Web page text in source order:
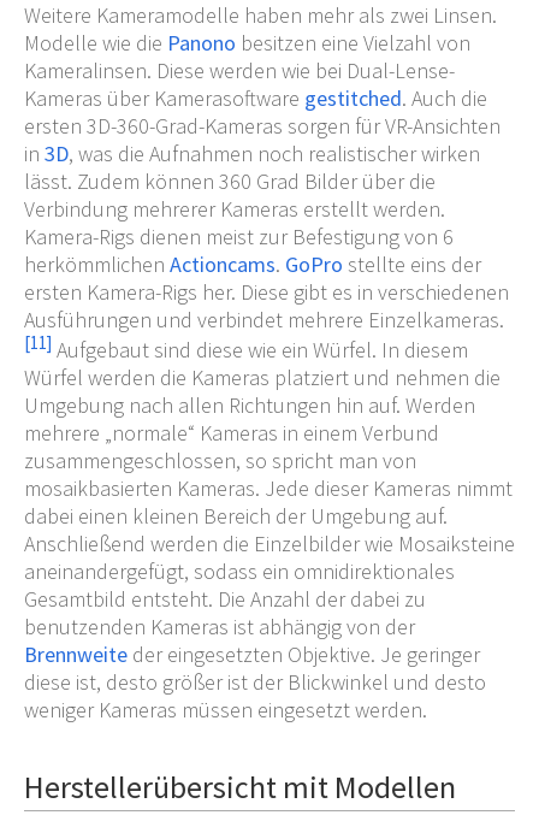
Weitere Kameramodelle haben mehr als zwei Linsen.
Modelle wie die Panono besitzen eine Vielzahl von
Kameralinsen. Diese werden wie bei Dual-Lense-
Kameras über Kamerasoftware gestitched. Auch die
ersten 3D-360-Grad-Kameras sorgen für VR-Ansichten
in 3D, was die Aufnahmen noch realistischer wirken
lässt. Zudem können 360 Grad Bilder über die
Verbindung mehrerer Kameras erstellt werden.
Kamera-Rigs dienen meist zur Befestigung von 6
herkömmlichen Actioncams. GoPro stellte eins der
ersten Kamera-Rigs her. Diese gibt es in verschiedenen
Ausführungen und verbindet mehrere Einzelkameras.
[11] Aufgebaut sind diese wie ein Würfel. In diesem
Würfel werden die Kameras platziert und nehmen die
Umgebung nach allen Richtungen hin auf. Werden
mehrere „normale“ Kameras in einem Verbund
zusammengeschlossen, so spricht man von
mosaikbasierten Kameras. Jede dieser Kameras nimmt
dabei einen kleinen Bereich der Umgebung auf.
Anschließend werden die Einzelbilder wie Mosaiksteine
aneinandergefügt, sodass ein omnidirektionales
Gesamtbild entsteht. Die Anzahl der dabei zu
benutzenden Kameras ist abhängig von der
Brennweite der eingesetzten Objektive. Je geringer
diese ist, desto größer ist der Blickwinkel und desto
weniger Kameras müssen eingesetzt werden.
Herstellerübersicht mit Modellen